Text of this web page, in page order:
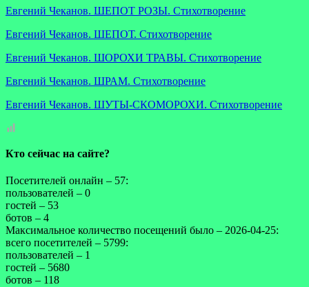
Евгений Чеканов. ШЕПОТ РОЗЫ. Стихотворение
Евгений Чеканов. ШЕПОТ. Стихотворение
Евгений Чеканов. ШОРОХИ ТРАВЫ. Стихотворение
Евгений Чеканов. ШРАМ. Стихотворение
Евгений Чеканов. ШУТЫ-СКОМОРОХИ. Стихотворение
Кто сейчас на сайте?
Посетителей онлайн – 57:
пользователей – 0
гостей – 53
ботов – 4
Максимальное количество посещений было – 2026-04-25:
всего посетителей – 5799:
пользователей – 1
гостей – 5680
ботов – 118